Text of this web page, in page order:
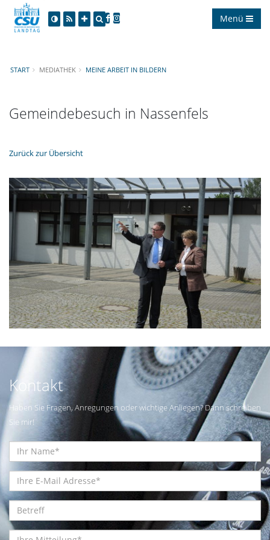
Menü
START MEDIATHEK MEINE ARBEIT IN BILDERN
Gemeindebesuch in Nassenfels
Zurück zur Übersicht
Kontakt
Haben Sie Fragen, Anregungen oder wichtige Anliegen? Dann schreiben
Sie mir!